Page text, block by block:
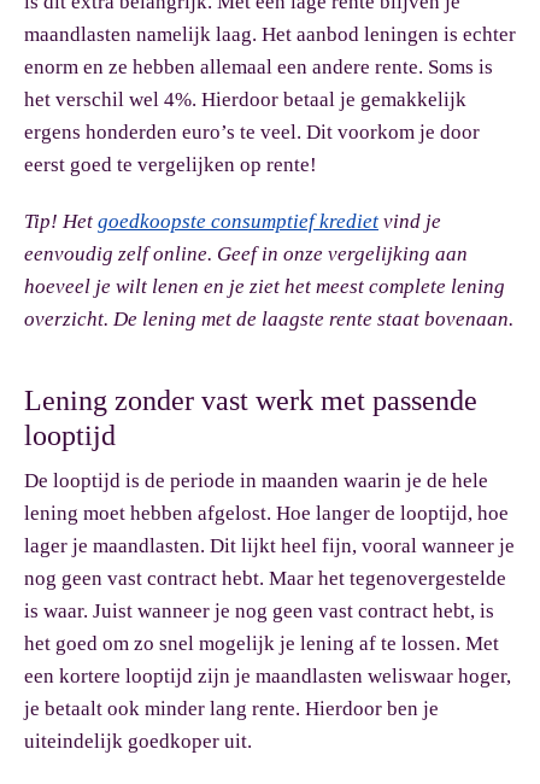
maandlasten namelijk laag. Het aanbod leningen is echter
enorm en ze hebben allemaal een andere rente. Soms is
het verschil wel 4%. Hierdoor betaal je gemakkelijk
ergens honderden euro’s te veel. Dit voorkom je door
eerst goed te vergelijken op rente!
Tip! Het goedkoopste consumptief krediet vind je
eenvoudig zelf online. Geef in onze vergelijking aan
hoeveel je wilt lenen en je ziet het meest complete lening
overzicht. De lening met de laagste rente staat bovenaan.
Lening zonder vast werk met passende
looptijd
De looptijd is de periode in maanden waarin je de hele
lening moet hebben afgelost. Hoe langer de looptijd, hoe
lager je maandlasten. Dit lijkt heel fijn, vooral wanneer je
nog geen vast contract hebt. Maar het tegenovergestelde
is waar. Juist wanneer je nog geen vast contract hebt, is
het goed om zo snel mogelijk je lening af te lossen. Met
een kortere looptijd zijn je maandlasten weliswaar hoger,
je betaalt ook minder lang rente. Hierdoor ben je
uiteindelijk goedkoper uit.